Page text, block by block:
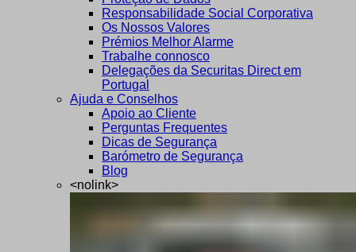
Responsabilidade Social Corporativa
Os Nossos Valores
Prémios Melhor Alarme
Trabalhe connosco
Delegações da Securitas Direct em
Portugal
Ajuda e Conselhos
Apoio ao Cliente
Perguntas Frequentes
Dicas de Segurança
Barómetro de Segurança
Blog
<nolink>